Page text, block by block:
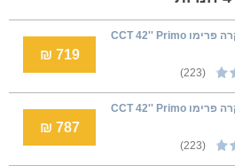
מאוורר תקרה פרימו CCT 42'' Primo
(223)
719 ₪
מאוורר תקרה פרימו CCT 42'' Primo
(223)
787 ₪